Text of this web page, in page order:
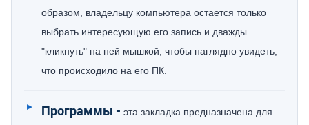
образом, владельцу компьютера остается только
выбрать интересующую его запись и дважды
"кликнуть" на ней мышкой, чтобы наглядно увидеть,
что происходило на его ПК.
Программы - эта закладка предназначена для